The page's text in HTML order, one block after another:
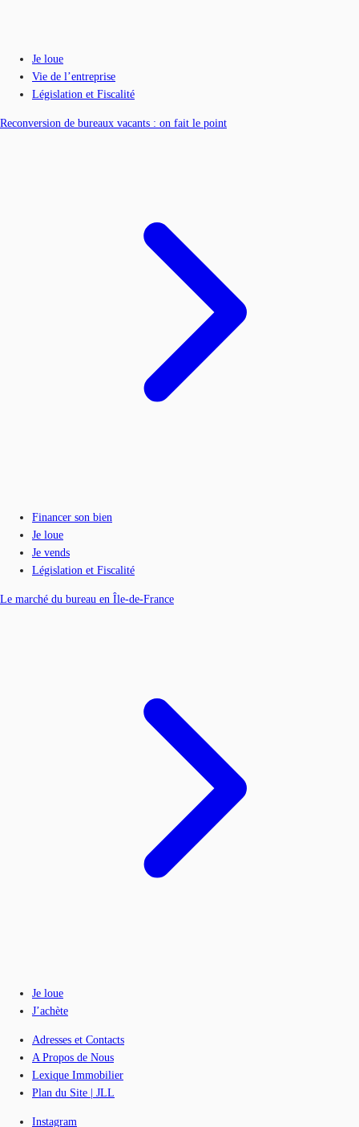
Je loue
Vie de l’entreprise
Législation et Fiscalité
Reconversion de bureaux vacants : on fait le point
Financer son bien
Je loue
Je vends
Législation et Fiscalité
Le marché du bureau en Île-de-France
Je loue
J’achète
Adresses et Contacts
A Propos de Nous
Lexique Immobilier
Plan du Site | JLL
Instagram